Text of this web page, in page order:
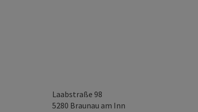
Laabstraße 98
5280 Braunau am Inn